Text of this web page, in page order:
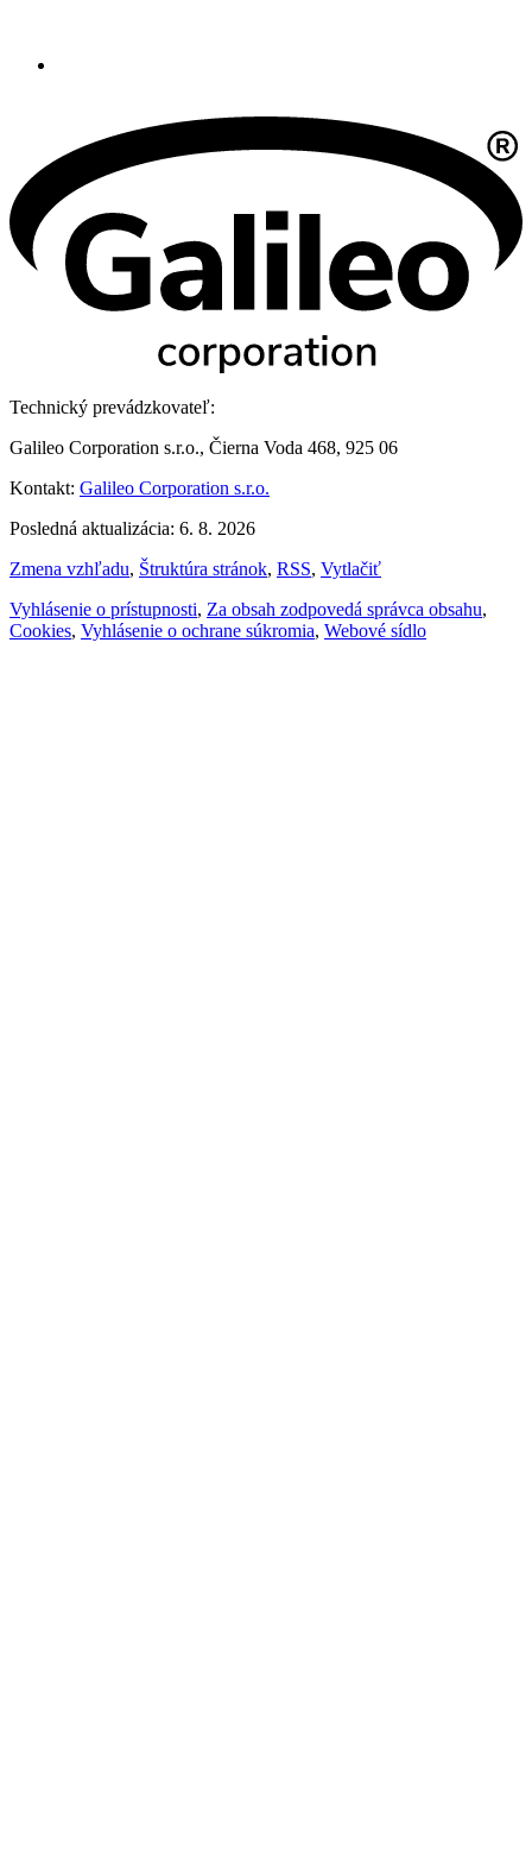
Technický prevádzkovateľ:
Galileo Corporation s.r.o., Čierna Voda 468, 925 06
Kontakt: Galileo Corporation s.r.o.
Posledná aktualizácia: 6. 8. 2026
Zmena vzhľadu, Štruktúra stránok, RSS, Vytlačiť
Vyhlásenie o prístupnosti, Za obsah zodpovedá správca obsahu,
Cookies, Vyhlásenie o ochrane súkromia, Webové sídlo